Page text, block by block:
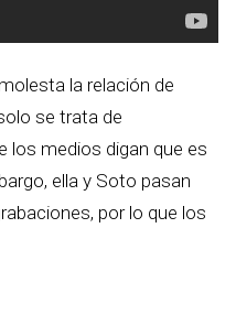
la relación de
se trata de
los medios digan que es
ella y Soto pasan
por lo que los